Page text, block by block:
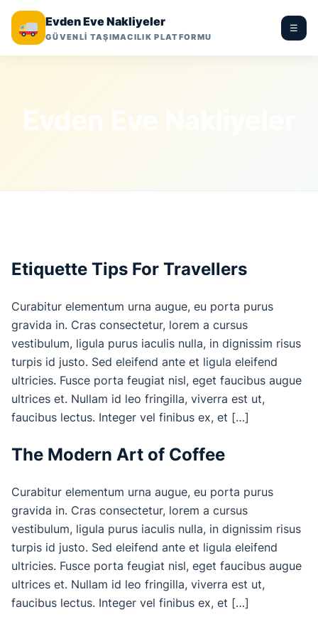
Evden Eve Nakliyeler
GÜVENLİ TAŞIMACILIK PLATFORMU
☰
Evden Eve Nakliyeler
Etiquette Tips For Travellers
Curabitur elementum urna augue, eu porta purus
gravida in. Cras consectetur, lorem a cursus
vestibulum, ligula purus iaculis nulla, in dignissim risus
turpis id justo. Sed eleifend ante et ligula eleifend
ultricies. Fusce porta feugiat nisl, eget faucibus augue
ultrices et. Nullam id leo fringilla, viverra est ut,
faucibus lectus. Integer vel finibus ex, et […]
The Modern Art of Coffee
Curabitur elementum urna augue, eu porta purus
gravida in. Cras consectetur, lorem a cursus
vestibulum, ligula purus iaculis nulla, in dignissim risus
turpis id justo. Sed eleifend ante et ligula eleifend
ultricies. Fusce porta feugiat nisl, eget faucibus augue
ultrices et. Nullam id leo fringilla, viverra est ut,
faucibus lectus. Integer vel finibus ex, et […]